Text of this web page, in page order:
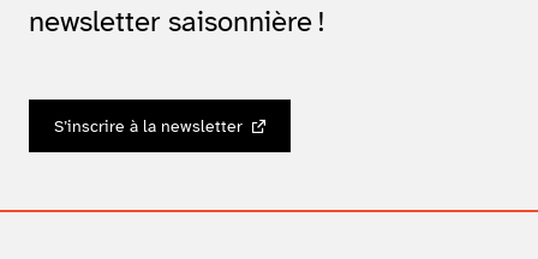
newsletter saisonnière !
S’inscrire à la newsletter